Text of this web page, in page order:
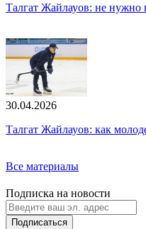
Талгат Жайлауов: не нужно
30.04.2026
Талгат Жайлауов: как
Все материалы
Подписка на новости
Подписаться